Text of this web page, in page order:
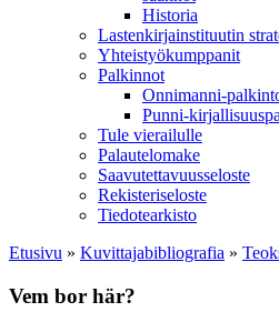
Historia
Lastenkirjainstituutin
Yhteistyökumppanit
Palkinnot
Onnimanni-
Punni-
Tule vierailulle
Palautelomake
Saavutettavuusseloste
Rekisteriseloste
Tiedotearkisto
Etusivu » Kuvittaja­bibliografia »
Vem bor här?